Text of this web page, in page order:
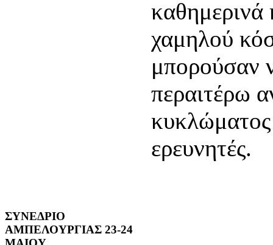
καθημερινά
χαμηλού
μπορούσαν
περαιτέρω
κυκλώματος
ερευνητές.
ΣΥΝΕΔΡΙΟ
ΑΜΠΕΛΟΥΡΓΙΑΣ 23-24